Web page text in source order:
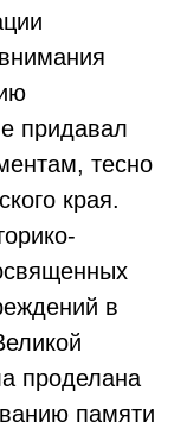
придавал
тесно
края.
в
проделана
памяти